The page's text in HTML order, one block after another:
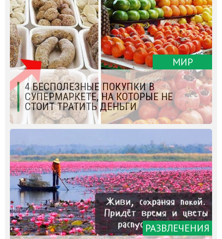
МИР
4 БЕСПОЛЕЗНЫЕ ПОКУПКИ В
СУПЕРМАРКЕТЕ, НА КОТОРЫЕ НЕ
СТОИТ ТРАТИТЬ ДЕНЬГИ
РАЗВЛЕЧЕНИЯ